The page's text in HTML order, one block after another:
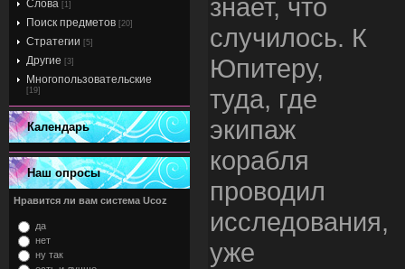
Слова [1]
Поиск предметов [20]
Стратегии [5]
Другие [3]
Многопользовательские
[19]
Календарь
Наш опросы
Нравится ли вам система Ucoz
да
нет
ну так
знает, что
случилось. К
Юпитеру,
туда, где
экипаж
корабля
проводил
исследования,
уже